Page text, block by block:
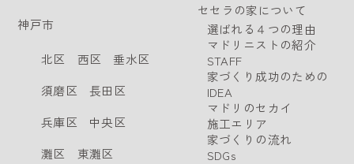
神戸市
北区 西区
垂水区
須磨区
長田区
兵庫区
中央区
灘区
東灘区
セセラの家について
選ばれる４つの理由
マドリニストの紹介
STAFF
家づくり成功のための
IDEA
マドリのセカイ
施工エリア
家づくりの流れ
SDGs